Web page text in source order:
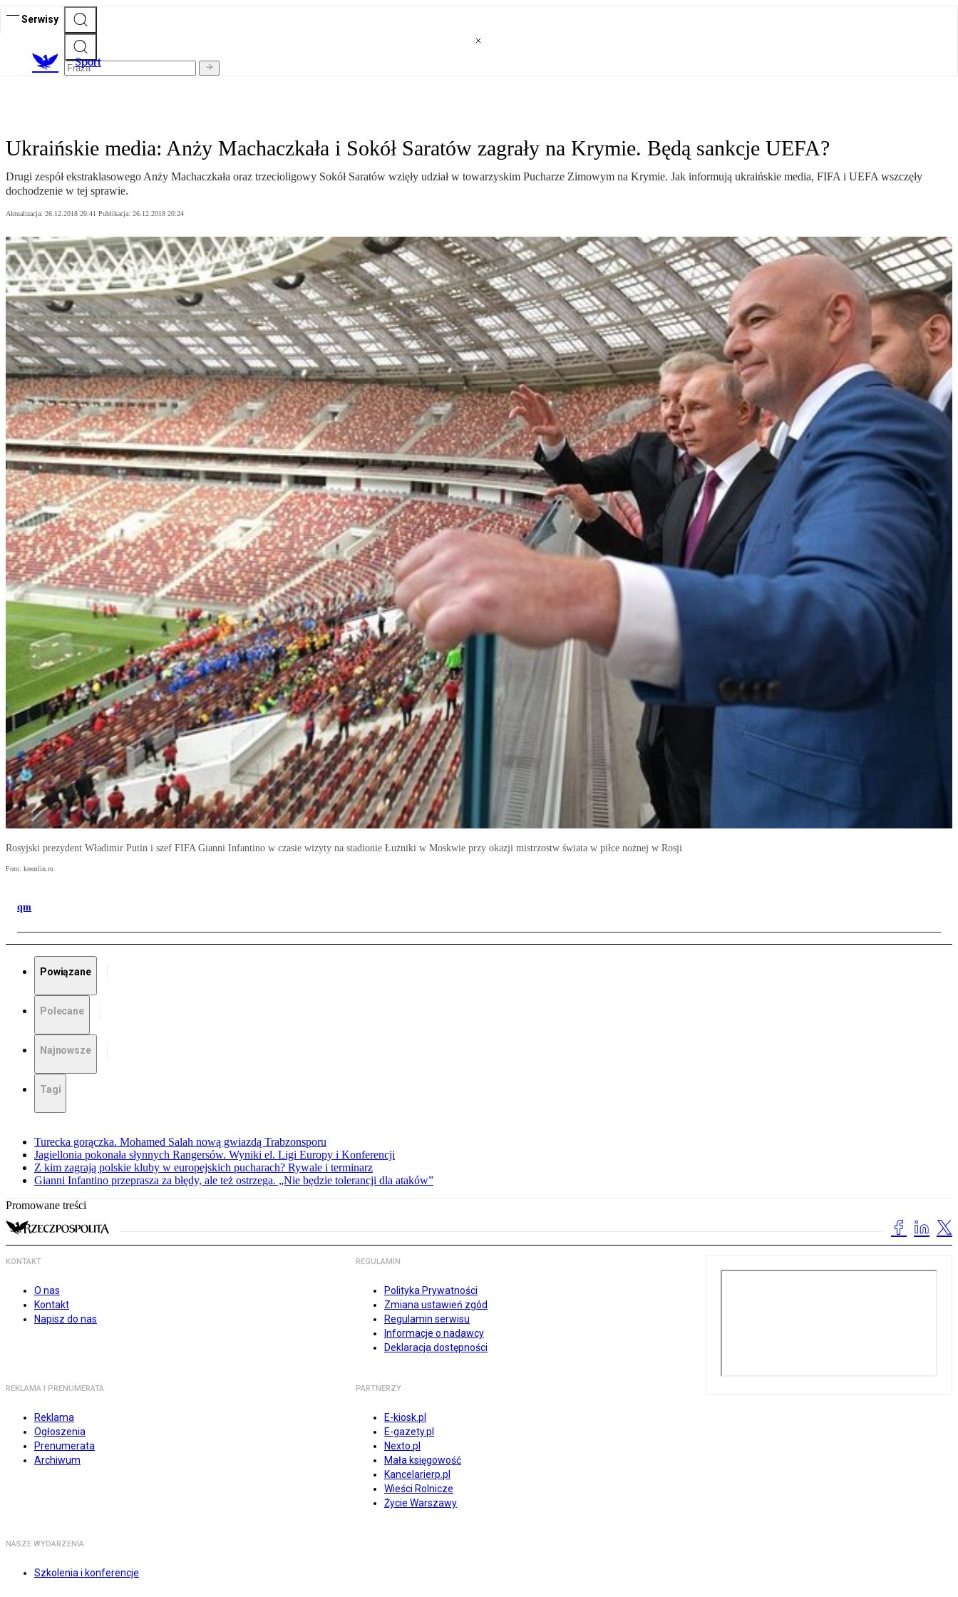
Serwisy
Sport
Ukraińskie media: Anży Machaczkała i Sokół Saratów zagrały na Krymie. Będą sankcje UEFA?
Drugi zespół ekstraklasowego Anży Machaczkała oraz trzecioligowy Sokół Saratów wzięły udział w towarzyskim Pucharze Zimowym na Krymie. Jak informują ukraińskie media, FIFA i UEFA wszczęły
dochodzenie w tej sprawie.
Aktualizacja: 26.12.2018 20:41 Publikacja: 26.12.2018 20:24
Rosyjski prezydent Władimir Putin i szef FIFA Gianni Infantino w czasie wizyty na stadionie Łużniki w Moskwie przy okazji mistrzostw świata w piłce nożnej w Rosji
Foto: kremlin.ru
qm
Powiązane
Polecane
Najnowsze
Tagi
Turecka gorączka. Mohamed Salah nową gwiazdą Trabzonsporu
Jagiellonia pokonała słynnych Rangersów. Wyniki el. Ligi Europy i Konferencji
Z kim zagrają polskie kluby w europejskich pucharach? Rywale i terminarz
Gianni Infantino przeprasza za błędy, ale też ostrzega. „Nie będzie tolerancji dla ataków”
Promowane treści
KONTAKT
O nas
Kontakt
Napisz do nas
REGULAMIN
Polityka Prywatności
Zmiana ustawień zgód
Regulamin serwisu
Informacje o nadawcy
Deklaracja dostępności
REKLAMA I PRENUMERATA
Reklama
Ogłoszenia
Prenumerata
Archiwum
PARTNERZY
E-kiosk.pl
E-gazety.pl
Nexto.pl
Mała księgowość
Kancelarierp.pl
Wieści Rolnicze
Życie Warszawy
NASZE WYDARZENIA
Szkolenia i konferencje